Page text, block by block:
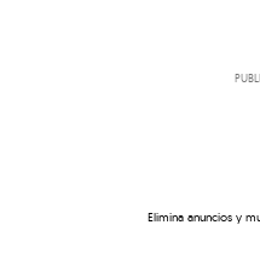
Elimina anuncios y